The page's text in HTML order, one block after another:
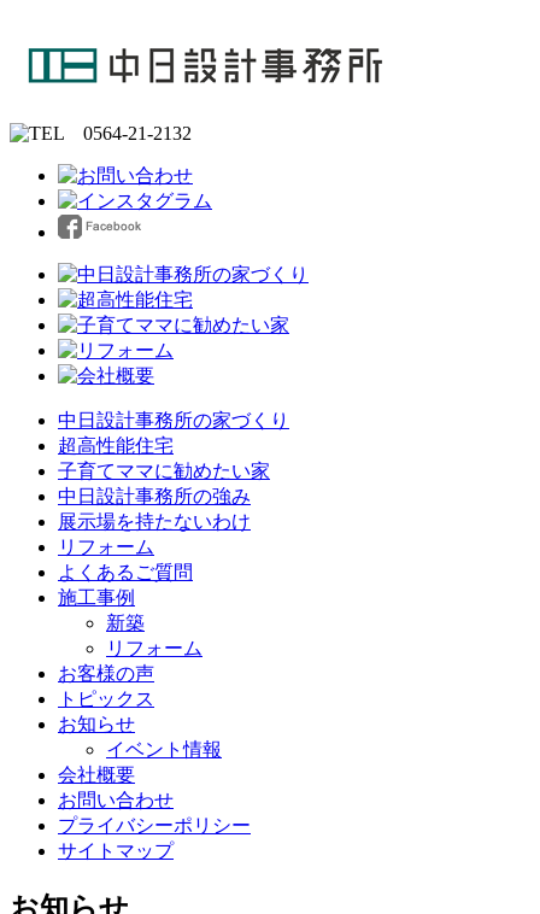
中日設計事務所の家づくり
超高性能住宅
子育てママに勧めたい家
中日設計事務所の強み
展示場を持たないわけ
リフォーム
よくあるご質問
施工事例
新築
リフォーム
お客様の声
トピックス
お知らせ
イベント情報
会社概要
お問い合わせ
プライバシーポリシー
サイトマップ